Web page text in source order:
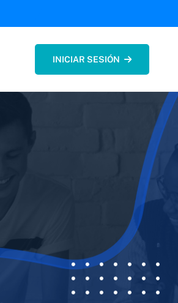
INICIAR SESIÓN